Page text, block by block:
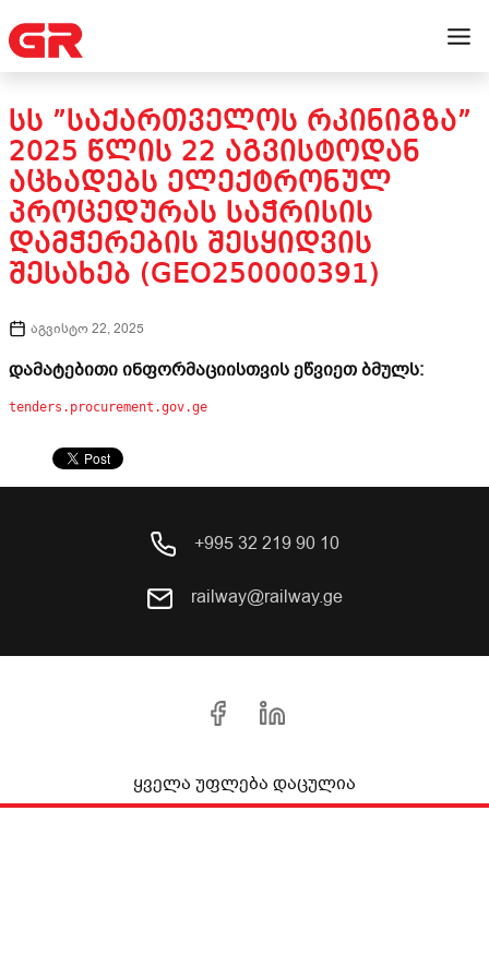
ᲡᲡ ”ᲡᲐᲥᲐᲠᲗᲕᲔᲚᲝᲡ ᲠᲙᲘᲜᲘᲒᲖᲐ”
2025 ᲬᲚᲘᲡ 22 ᲐᲒᲕᲘᲡᲢᲝᲓᲐᲜ
ᲐᲪᲮᲐᲓᲔᲑᲡ ᲔᲚᲔᲥᲢᲠᲝᲜᲣᲚ
ᲞᲠᲝᲪᲔᲓᲣᲠᲐᲡ ᲡᲐᲭᲠᲘᲡᲘᲡ
ᲓᲐᲛᲭᲔᲠᲔᲑᲘᲡ ᲨᲔᲡᲧᲘᲓᲕᲘᲡ
ᲨᲔᲡᲐᲮᲔᲑ (GEO250000391)
აგვისტო 22, 2025
დამატებითი ინფორმაციისთვის ეწვიეთ ბმულს:
tenders.procurement.gov.ge
+995 32 219 90 10
railway@railway.ge
ყველა უფლება დაცულია